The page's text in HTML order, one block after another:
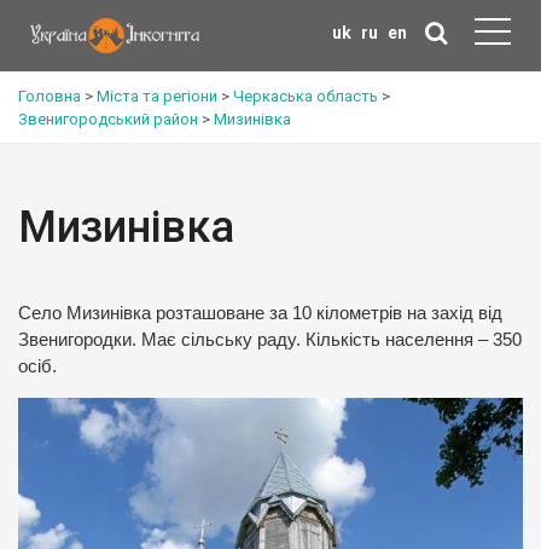
uk ru en
Головна > Міста та регіони > Черкаська область >
Звенигородський район > Мизинівка
Мизинівка
Село Мизинівка розташоване за 10 кілометрів на захід від
Звенигородки. Має сільську раду. Кількість населення – 350
осіб.